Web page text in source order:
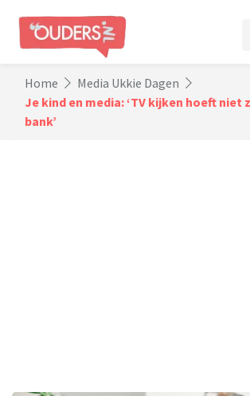
Home
Media Ukkie Dagen
Je kind en media: ‘TV kijken hoeft niet
bank’